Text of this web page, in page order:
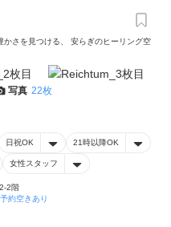
かさを見つける、 安らぎのヒーリング空
写真 22枚
日祝OK 21時以降OK
女性スタッフ
2階
予約空きあり